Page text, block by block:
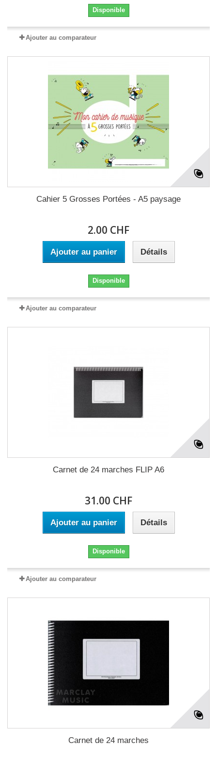
Disponible
Ajouter au comparateur
Cahier 5 Grosses Portées - A5 paysage
2.00 CHF
Ajouter au panier Détails
Disponible
Ajouter au comparateur
Carnet de 24 marches FLIP A6
31.00 CHF
Ajouter au panier Détails
Disponible
Ajouter au comparateur
Carnet de 24 marches